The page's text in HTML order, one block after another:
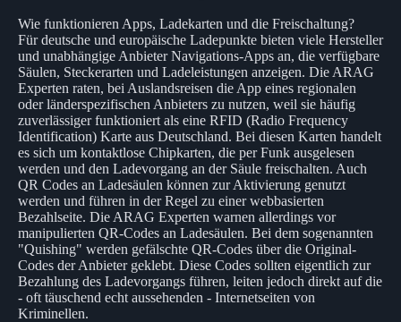
Wie funktionieren Apps, Ladekarten und die Freischaltung?
Für deutsche und europäische Ladepunkte bieten viele Hersteller
und unabhängige Anbieter Navigations-Apps an, die verfügbare
Säulen, Steckerarten und Ladeleistungen anzeigen. Die ARAG
Experten raten, bei Auslandsreisen die App eines regionalen
oder länderspezifischen Anbieters zu nutzen, weil sie häufig
zuverlässiger funktioniert als eine RFID (Radio Frequency
Identification) Karte aus Deutschland. Bei diesen Karten handelt
es sich um kontaktlose Chipkarten, die per Funk ausgelesen
werden und den Ladevorgang an der Säule freischalten. Auch
QR Codes an Ladesäulen können zur Aktivierung genutzt
werden und führen in der Regel zu einer webbasierten
Bezahlseite. Die ARAG Experten warnen allerdings vor
manipulierten QR-Codes an Ladesäulen. Bei dem sogenannten
"Quishing" werden gefälschte QR-Codes über die Original-
Codes der Anbieter geklebt. Diese Codes sollten eigentlich zur
Bezahlung des Ladevorgangs führen, leiten jedoch direkt auf die
- oft täuschend echt aussehenden - Internetseiten von
Kriminellen.